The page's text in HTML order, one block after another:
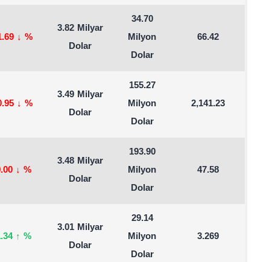
↓ %
3.82 Milyar
Dolar
34.70
Milyon
Dolar
66.42
↓ %
3.49 Milyar
Dolar
155.27
Milyon
Dolar
2,141.23
↓ %
3.48 Milyar
Dolar
193.90
Milyon
Dolar
47.58
↑ %
3.01 Milyar
Dolar
29.14
Milyon
Dolar
3.269